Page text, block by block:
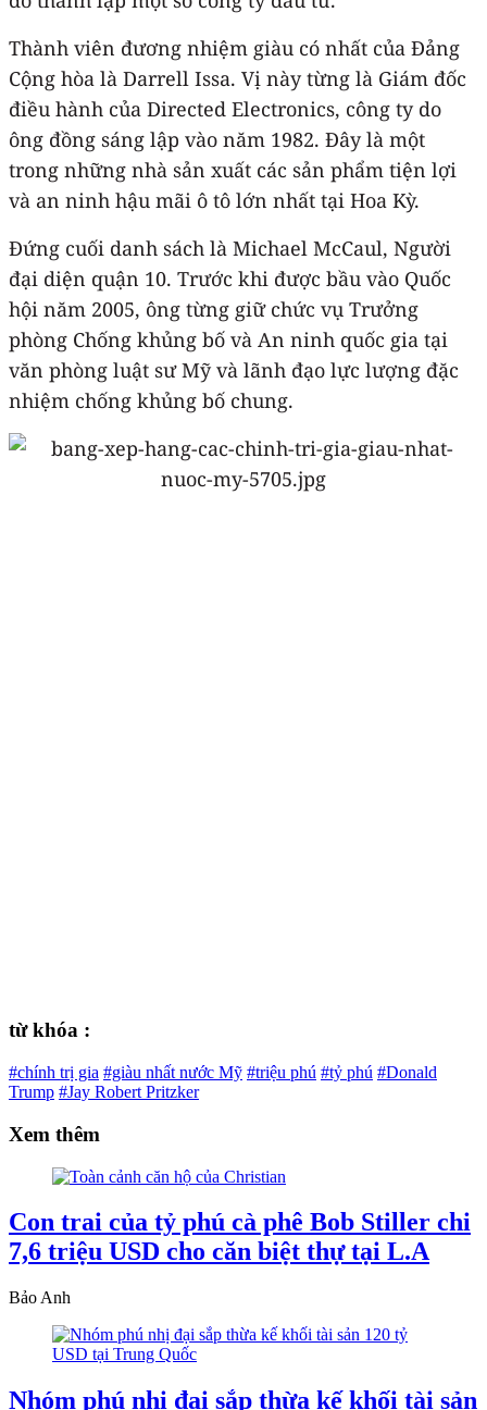
Thành viên đương nhiệm giàu có nhất của Đảng
Cộng hòa là Darrell Issa. Vị này từng là Giám đốc
điều hành của Directed Electronics, công ty do
ông đồng sáng lập vào năm 1982. Đây là một
trong những nhà sản xuất các sản phẩm tiện lợi
và an ninh hậu mãi ô tô lớn nhất tại Hoa Kỳ.
Đứng cuối danh sách là Michael McCaul, Người
đại diện quận 10. Trước khi được bầu vào Quốc
hội năm 2005, ông từng giữ chức vụ Trưởng
phòng Chống khủng bố và An ninh quốc gia tại
văn phòng luật sư Mỹ và lãnh đạo lực lượng đặc
nhiệm chống khủng bố chung.
từ khóa :
#chính trị gia #giàu nhất nước Mỹ #triệu phú #tỷ phú #Donald
Trump #Jay Robert Pritzker
Xem thêm
Con trai của tỷ phú cà phê Bob Stiller chi
7,6 triệu USD cho căn biệt thự tại L.A
Bảo Anh
Nhóm phú nhị đại sắp thừa kế khối tài sản